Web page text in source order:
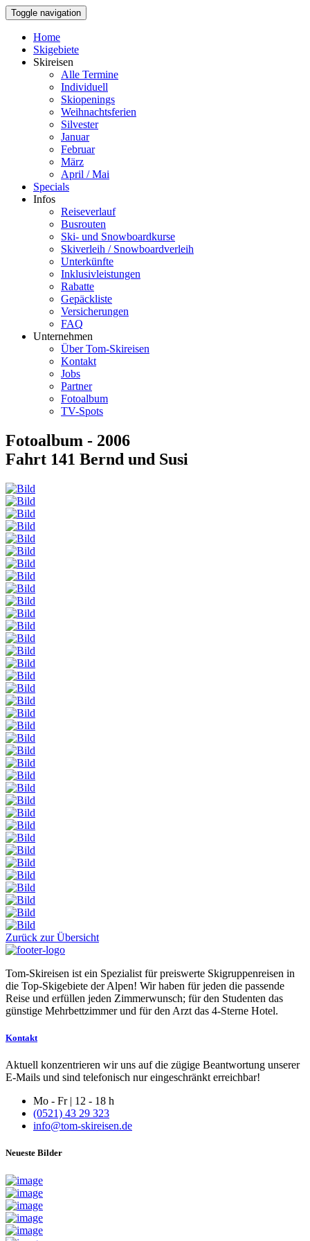
Toggle navigation
Home
Skigebiete
Skireisen
Alle Termine
Individuell
Skiopenings
Weihnachtsferien
Silvester
Januar
Februar
März
April / Mai
Specials
Infos
Reiseverlauf
Busrouten
Ski- und Snowboardkurse
Skiverleih / Snowboardverleih
Unterkünfte
Inklusivleistungen
Rabatte
Gepäckliste
Versicherungen
FAQ
Unternehmen
Über Tom-Skireisen
Kontakt
Jobs
Partner
Fotoalbum
TV-Spots
Fotoalbum - 2006
Fahrt 141 Bernd und Susi
Zurück zur Übersicht
Tom-Skireisen ist ein Spezialist für preiswerte Skigruppenreisen in
die Top-Skigebiete der Alpen! Wir haben für jeden die passende
Reise und erfüllen jeden Zimmerwunsch; für den Studenten das
günstige Mehrbettzimmer und für den Arzt das 4-Sterne Hotel.
Kontakt
Aktuell konzentrieren wir uns auf die zügige Beantwortung unserer
E-Mails und sind telefonisch nur eingeschränkt erreichbar!
Mo - Fr | 12 - 18 h
(0521) 43 29 323
info@tom-skireisen.de
Neueste Bilder